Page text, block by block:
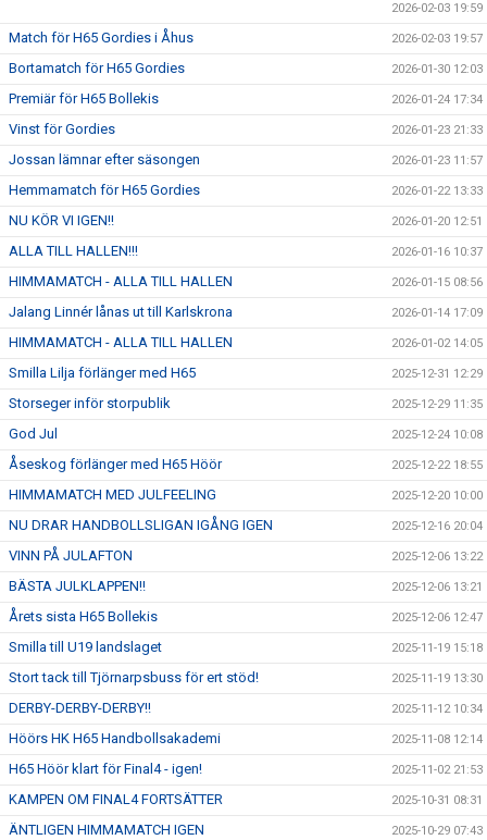
2026-02-03 19:59
Match för H65 Gordies i Åhus 2026-02-03 19:57
Bortamatch för H65 Gordies 2026-01-30 12:03
Premiär för H65 Bollekis 2026-01-24 17:34
Vinst för Gordies 2026-01-23 21:33
Jossan lämnar efter säsongen 2026-01-23 11:57
Hemmamatch för H65 Gordies 2026-01-22 13:33
NU KÖR VI IGEN!! 2026-01-20 12:51
ALLA TILL HALLEN!!! 2026-01-16 10:37
HIMMAMATCH - ALLA TILL HALLEN 2026-01-15 08:56
Jalang Linnér lånas ut till Karlskrona 2026-01-14 17:09
HIMMAMATCH - ALLA TILL HALLEN 2026-01-02 14:05
Smilla Lilja förlänger med H65 2025-12-31 12:29
Storseger inför storpublik 2025-12-29 11:35
God Jul 2025-12-24 10:08
Åseskog förlänger med H65 Höör 2025-12-22 18:55
HIMMAMATCH MED JULFEELING 2025-12-20 10:00
NU DRAR HANDBOLLSLIGAN IGÅNG IGEN 2025-12-16 20:04
VINN PÅ JULAFTON 2025-12-06 13:22
BÄSTA JULKLAPPEN!! 2025-12-06 13:21
Årets sista H65 Bollekis 2025-12-06 12:47
Smilla till U19 landslaget 2025-11-19 15:18
Stort tack till Tjörnarpsbuss för ert stöd! 2025-11-19 13:30
DERBY-DERBY-DERBY!! 2025-11-12 10:34
Höörs HK H65 Handbollsakademi 2025-11-08 12:14
H65 Höör klart för Final4 - igen! 2025-11-02 21:53
KAMPEN OM FINAL4 FORTSÄTTER 2025-10-31 08:31
ÄNTLIGEN HIMMAMATCH IGEN 2025-10-29 07:43